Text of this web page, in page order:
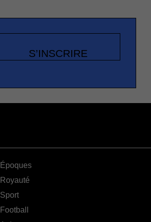
S’INSCRIRE
Époques
Royauté
Sport
Football